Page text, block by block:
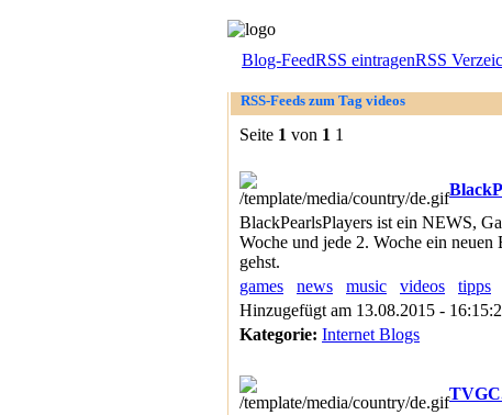
Blog-FeedRSS eintragenRSS
RSS-Feeds zum Tag videos
Seite 1 von 1 1
BlackPearlsPlayers ist ein NEWS,
Woche und jede 2. Woche ein
gehst.
games
news music videos tipps
Hinzugefügt am 13.08.2015 -
Kategorie: Internet Blogs